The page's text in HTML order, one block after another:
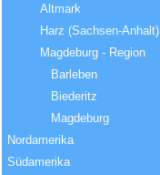
Altmark
Harz (Sachsen-Anhalt)
Magdeburg - Region
Barleben
Biederitz
Magdeburg
Nordamerika
Südamerika